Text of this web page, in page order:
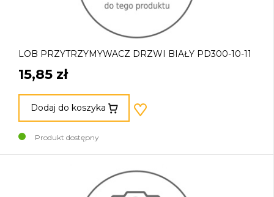
LOB PRZYTRZYMYWACZ DRZWI BIAŁY PD300-10-11
15,85 zł
Dodaj do koszyka
Produkt dostępny